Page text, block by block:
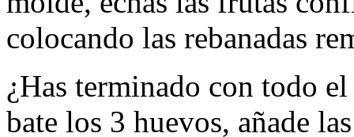
colocando las rebanadas
¿Has terminado con todo
bate los 3 huevos, añade